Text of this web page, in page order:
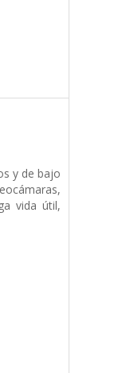
y de bajo
vida útil,